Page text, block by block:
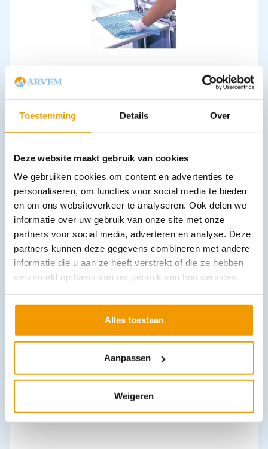
Toestemming Details Over
Deze website maakt gebruik van cookies
We gebruiken cookies om content en advertenties te
personaliseren, om functies voor social media te bieden
en om ons websiteverkeer te analyseren. Ook delen we
informatie over uw gebruik van onze site met onze
partners voor social media, adverteren en analyse. Deze
partners kunnen deze gegevens combineren met andere
informatie die u aan ze heeft verstrekt of die ze hebben
verzameld op basis van uw gebruik van hun services.
Alles toestaan
Aanpassen
Weigeren
Absorberende schoonmaakdoekjes afm. 32x34cm Pak 50 stuks
€6,33 incl. btw
5.23 excl. btw
In winkelwagen
Leverbaar
Tabouret - Kruk AGA model DS-2000 / LG draaibaar
€ 341,22 incl. btw
In winkelwagen
Leverbaar